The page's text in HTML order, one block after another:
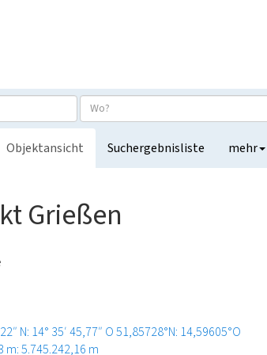
Objektansicht Suchergebnisliste mehr
Grießen
N: 14° 35′ 45,77″ O51,85728°N: 14,59605°O
m: 5.745.242,16 m